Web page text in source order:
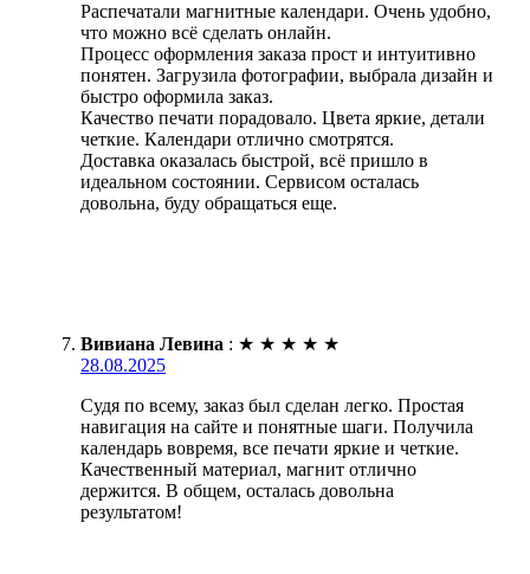
Распечатали магнитные календари. Очень удобно,
что можно всё сделать онлайн.
Процесс оформления заказа прост и интуитивно
понятен. Загрузила фотографии, выбрала дизайн и
быстро оформила заказ.
Качество печати порадовало. Цвета яркие, детали
четкие. Календари отлично смотрятся.
Доставка оказалась быстрой, всё пришло в
идеальном состоянии. Сервисом осталась
довольна, буду обращаться еще.
Вивиана Левина : ★ ★ ★ ★ ★
28.08.2025
Судя по всему, заказ был сделан легко. Простая
навигация на сайте и понятные шаги. Получила
календарь вовремя, все печати яркие и четкие.
Качественный материал, магнит отлично
держится. В общем, осталась довольна
результатом!